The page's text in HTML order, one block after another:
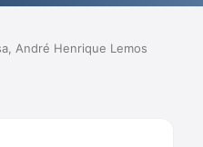
André Henrique Lemos